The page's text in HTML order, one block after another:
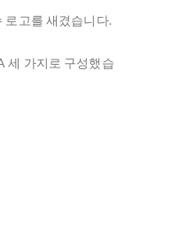
로고를 새겼습니다.
세 가지로 구성했습